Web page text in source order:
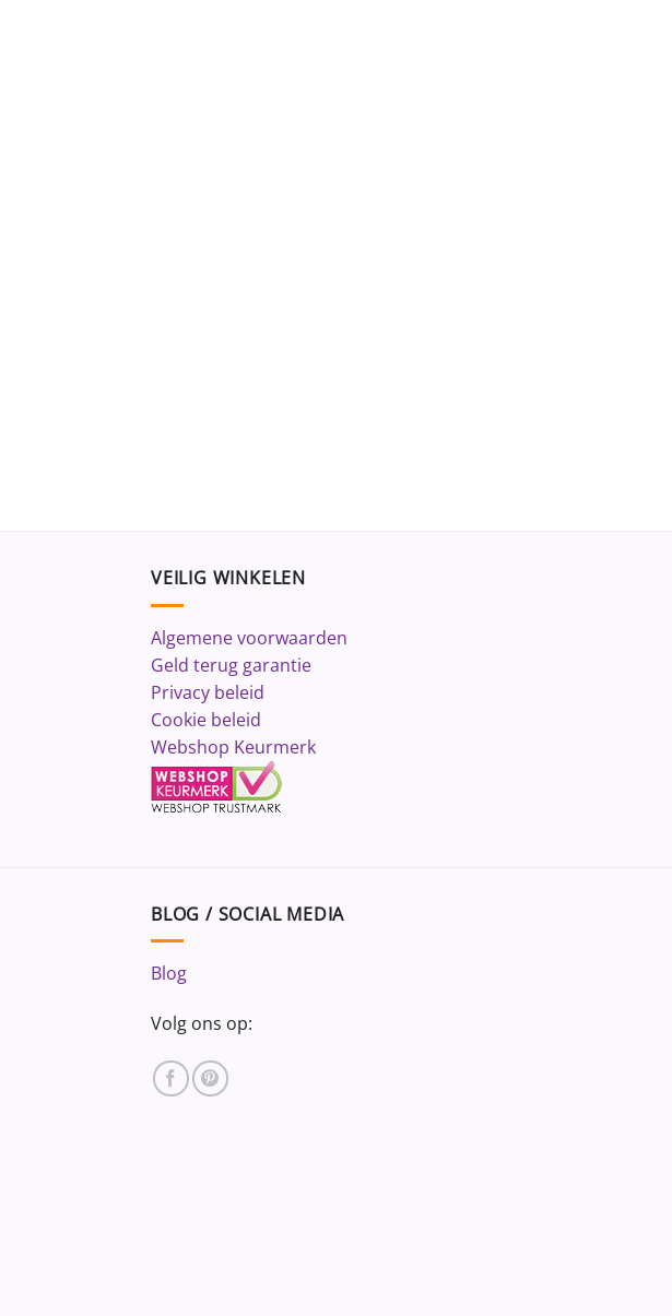
VEILIG WINKELEN
Algemene voorwaarden
Geld terug garantie
Privacy beleid
Cookie beleid
Webshop Keurmerk
BLOG / SOCIAL MEDIA
Blog
Volg ons op: